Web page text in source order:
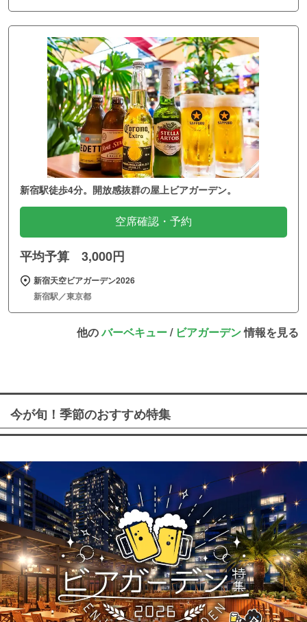
新宿駅徒歩4分。開放感抜群の屋上ビアガーデン。
空席確認・予約
平均予算 3,000円
新宿天空ビアガーデン2026
新宿駅／東京都
他のバーベキュー/ ビアガーデン情報を見る
今が旬！季節のおすすめ特集